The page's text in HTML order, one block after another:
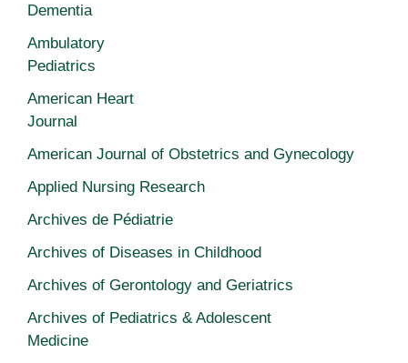
Dementia
Ambulatory
Pediatrics
American Heart
Journal
American Journal of Obstetrics and Gynecology
Applied Nursing Research
Archives de Pédiatrie
Archives of Diseases in Childhood
Archives of Gerontology and Geriatrics
Archives of Pediatrics & Adolescent
Medicine